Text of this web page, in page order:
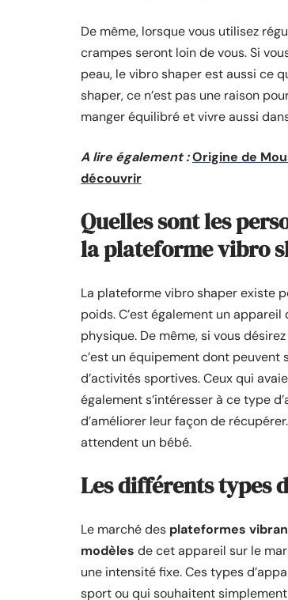
De même, lorsque vous utilisez
crampes seront loin de vous. Si
peau, le vibro shaper est aussi ce
shaper, ce n’est pas une raison
manger équilibré et vivre aussi
A lire également :Origine de
découvrir
Quelles sont les
la plateforme vibro
La plateforme vibro shaper existe
poids. C’est également un
physique. De même, si vous
c’est un équipement dont
d’activités sportives. Ceux qui
également s’intéresser à ce type
d’améliorer leur façon de
attendent un bébé.
Les différents types
Le marché des plateformes
modèles de cet appareil sur le
une intensité fixe. Ces types
sport ou qui souhaitent